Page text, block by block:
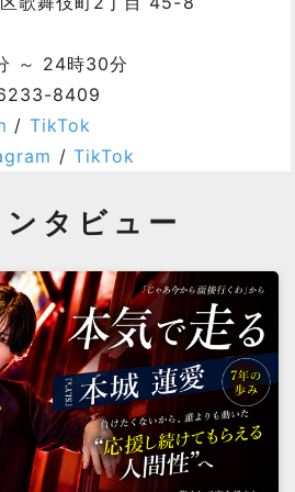
～ 24時30分
8409
/ TikTok
/ TikTok
タビュー